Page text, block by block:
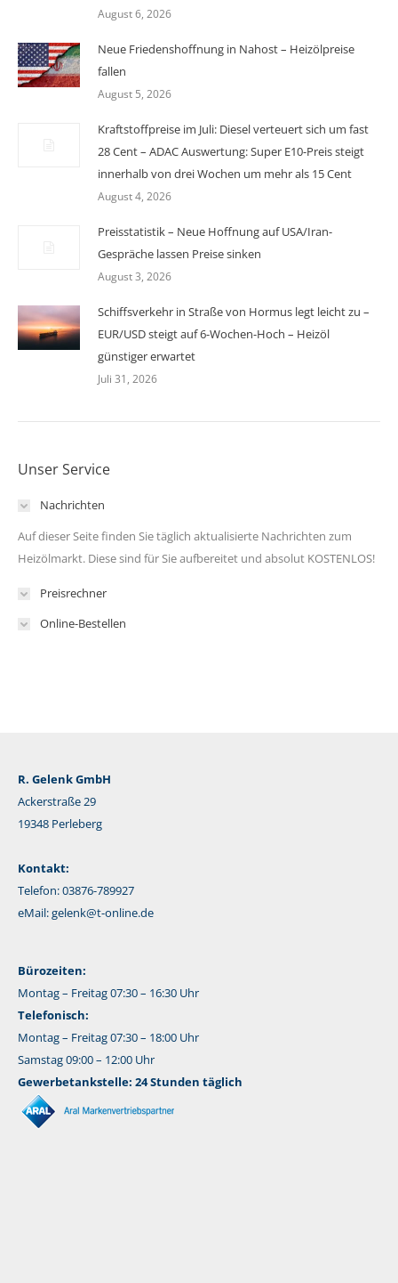
August 6, 2026
Neue Friedenshoffnung in Nahost – Heizölpreise
fallen
August 5, 2026
Kraftstoffpreise im Juli: Diesel verteuert sich um fast
28 Cent – ADAC Auswertung: Super E10-Preis steigt
innerhalb von drei Wochen um mehr als 15 Cent
August 4, 2026
Preisstatistik – Neue Hoffnung auf USA/Iran-
Gespräche lassen Preise sinken
August 3, 2026
Schiffsverkehr in Straße von Hormus legt leicht zu –
EUR/USD steigt auf 6-Wochen-Hoch – Heizöl
günstiger erwartet
Juli 31, 2026
Unser Service
Nachrichten
Auf dieser Seite finden Sie täglich aktualisierte Nachrichten zum
Heizölmarkt. Diese sind für Sie aufbereitet und absolut KOSTENLOS!
Preisrechner
Online-Bestellen
R. Gelenk GmbH
Ackerstraße 29
19348 Perleberg
Kontakt:
Telefon: 03876-789927
eMail:gelenk@t-online.de
Bürozeiten:
Montag – Freitag 07:30 – 16:30 Uhr
Telefonisch:
Montag – Freitag 07:30 – 18:00 Uhr
Samstag 09:00 – 12:00 Uhr
Gewerbetankstelle: 24 Stunden täglich